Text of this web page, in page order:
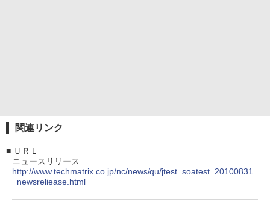
関連リンク
■ ＵＲＬ
ニュースリリース
http://www.techmatrix.co.jp/nc/news/qu/jtest_soatest_20100831
_newsreliease.html